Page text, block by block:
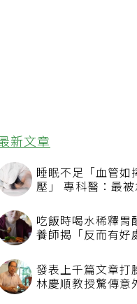
最新文章
睡眠不足「血管如
壓」 專科醫：最
吃飯時喝水稀釋胃
養師揭「反而有好
發表上千篇文章打
林慶順教授驚傳意